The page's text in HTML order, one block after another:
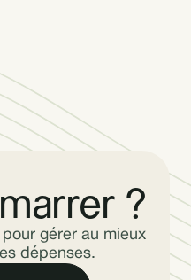
?
gérer au mieux
dépenses.